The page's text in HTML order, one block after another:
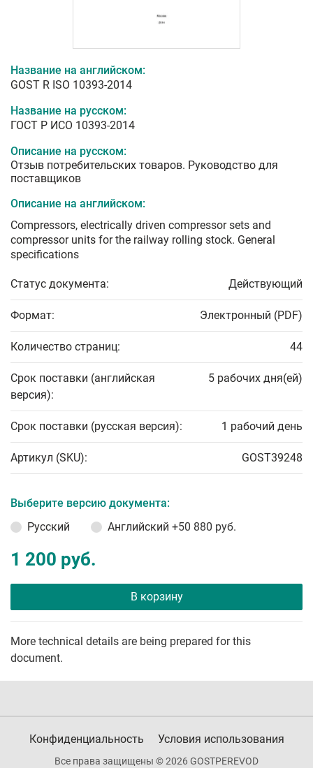
Название на английском:
GOST R ISO 10393-2014
Название на русском:
ГОСТ Р ИСО 10393-2014
Описание на русском:
Отзыв потребительских товаров. Руководство для
поставщиков
Описание на английском:
Compressors, electrically driven compressor sets and
compressor units for the railway rolling stock. General
specifications
Статус документа: Действующий
Формат: Электронный (PDF)
Количество страниц: 44
Срок поставки (английская
версия):
5 рабочих дня(ей)
Срок поставки (русская версия): 1 рабочий день
Артикул (SKU): GOST39248
Выберите версию документа:
Русский
Английский +50 880 руб.
1 200 руб.
В корзину
More technical details are being prepared for this
document.
Конфиденциальность Условия использования
Все права защищены © 2026 GOSTPEREVOD